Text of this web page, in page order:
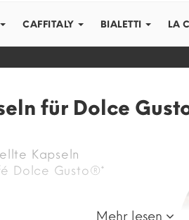
CAFFITALY BIALETTI LA
für Dolce
Kapseln
Dolce Gusto®*
Mehr lesen